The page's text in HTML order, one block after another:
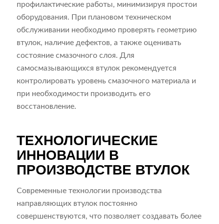
профилактические работы, минимизируя простои
оборудования. При плановом техническом
обслуживании необходимо проверять геометрию
втулок, наличие дефектов, а также оценивать
состояние смазочного слоя. Для
самосмазывающихся втулок рекомендуется
контролировать уровень смазочного материала и
при необходимости производить его
восстановление.
ТЕХНОЛОГИЧЕСКИЕ
ИННОВАЦИИ В
ПРОИЗВОДСТВЕ ВТУЛОК
Современные технологии производства
направляющих втулок постоянно
совершенствуются, что позволяет создавать более